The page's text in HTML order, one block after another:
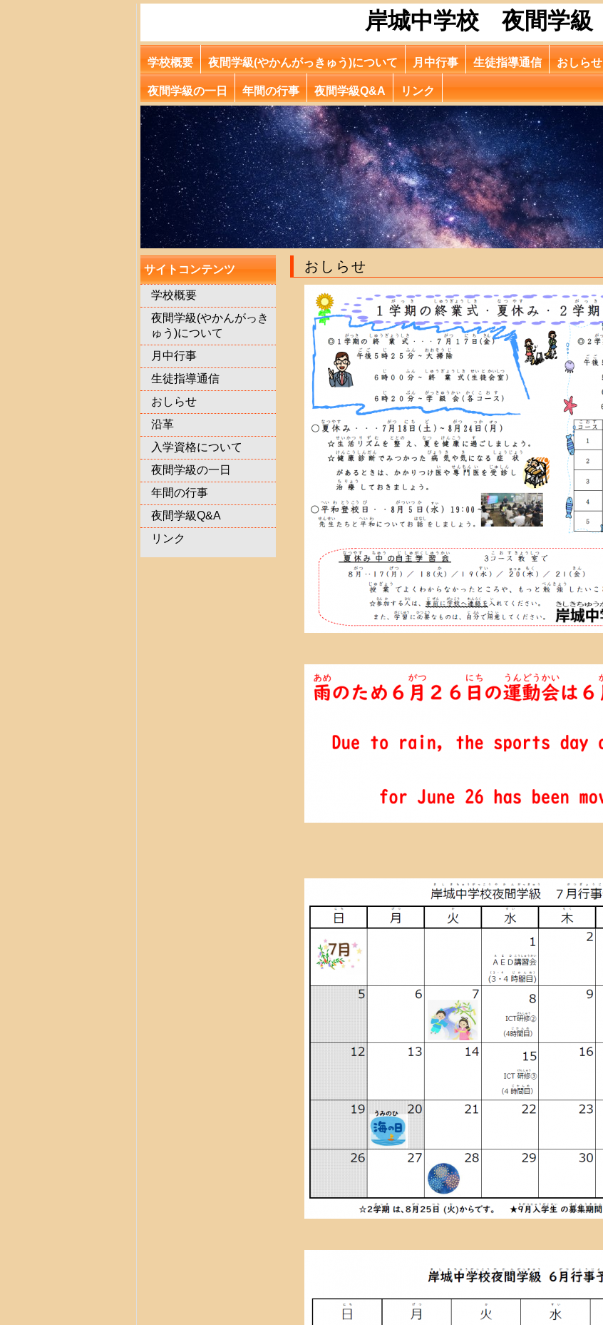
岸城中学校 夜間学級
学校概要 夜間学級(やかんがっきゅう)について 月中行事 生徒指導通信 おしらせ
夜間学級の一日 年間の行事 夜間学級Q&A リンク
サイトコンテンツ
学校概要
夜間学級(やかんがっき
ゅう)について
月中行事
生徒指導通信
おしらせ
沿革
入学資格について
夜間学級の一日
年間の行事
夜間学級Q&A
リンク
おしらせ